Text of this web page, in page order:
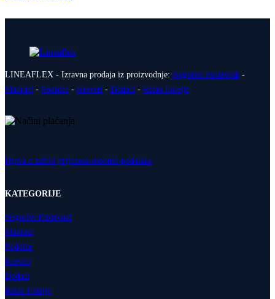
LINEAFLEX - Izravna prodaja iz proizvodnje: Negorivi Proizvodi -
Madraci - Podnice - Kreveti - Dodaci - Relax Fotelje
Izjava o zaštiti prijenosa osobnih podataka
KATEGORIJE
Negorivi Proizvodi
Madraci
Podnice
Kreveti
Dodaci
Relax Fotelje